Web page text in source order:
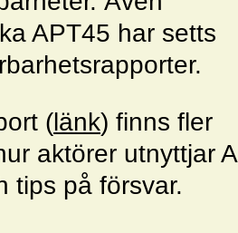
APT45 har setts
(länk) finns fler
aktörer utnyttjar
tips på försvar.